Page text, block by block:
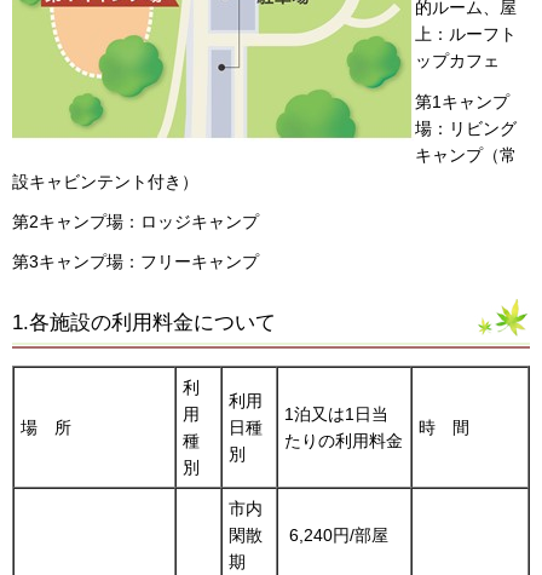
的ルーム、屋
上：ルーフト
ップカフェ
第1キャンプ
場：リビング
キャンプ（常
設キャビンテント付き）
第2キャンプ場：ロッジキャンプ
第3キャンプ場：フリーキャンプ
1.各施設の利用料金について
場 所
利
用
種
別
利用
日種
別
1泊又は1日当
たりの利用料金
時 間
市内
閑散
期
6,240円/部屋